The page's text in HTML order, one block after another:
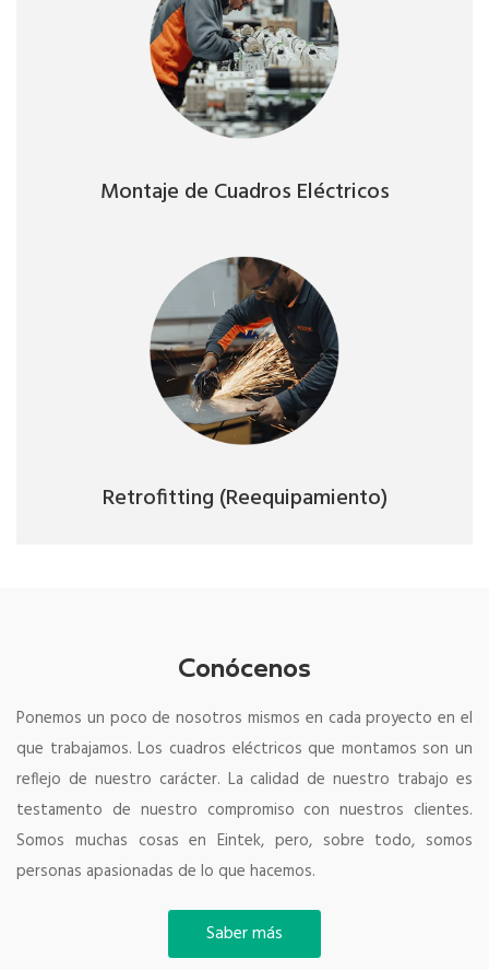
Diseño de Cuadros Eléctricos
Ver servicio
Montaje de Cuadros Eléctricos
Montaje de Cuadros Eléctricos
Ver servicio
Retrofitting (Reequipamiento)
Retrofitting (Reequipamiento)
Ver servicio
Conócenos
Ponemos un poco de nosotros mismos en cada proyecto en el
que trabajamos. Los cuadros eléctricos que montamos son un
reflejo de nuestro carácter. La calidad de nuestro trabajo es
testamento de nuestro compromiso con nuestros clientes.
Somos muchas cosas en Eintek, pero, sobre todo, somos
personas apasionadas de lo que hacemos.
Saber más